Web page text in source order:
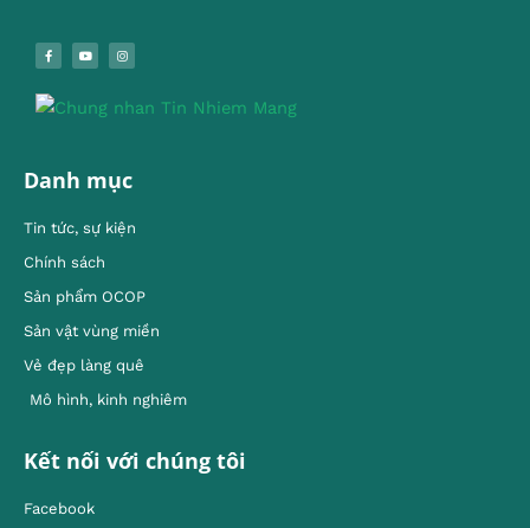
Danh mục
Tin tức, sự kiện
Chính sách
Sản phẩm OCOP
Sản vật vùng miền
Vẻ đẹp làng quê
Mô hình, kinh nghiêm
Kết nối với chúng tôi
Facebook